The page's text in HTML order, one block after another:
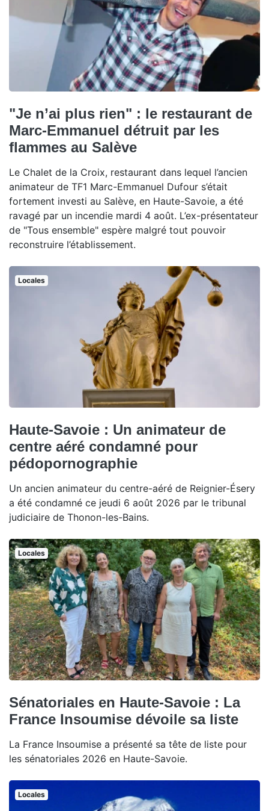
"Je n’ai plus rien" : le restaurant de
Marc-Emmanuel détruit par les
flammes au Salève
Le Chalet de la Croix, restaurant dans lequel l’ancien
animateur de TF1 Marc-Emmanuel Dufour s’était
fortement investi au Salève, en Haute-Savoie, a été
ravagé par un incendie mardi 4 août. L’ex-présentateur
de "Tous ensemble" espère malgré tout pouvoir
reconstruire l’établissement.
Locales
Haute-Savoie : Un animateur de
centre aéré condamné pour
pédopornographie
Un ancien animateur du centre-aéré de Reignier-Ésery
a été condamné ce jeudi 6 août 2026 par le tribunal
judiciaire de Thonon-les-Bains.
Locales
Sénatoriales en Haute-Savoie : La
France Insoumise dévoile sa liste
La France Insoumise a présenté sa tête de liste pour
les sénatoriales 2026 en Haute-Savoie.
Locales